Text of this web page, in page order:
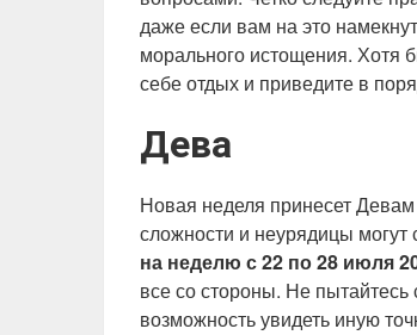
даже если вам на это
морального истощения. Хотя
себе отдых и приведите в
Дева
Новая неделя принесет
сложности и неурядицы
на неделю с 22 по 28 июля
все со стороны. Не пытайтесь
возможность увидеть иную